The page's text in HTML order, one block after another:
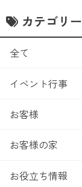
カテゴリー
全て
イベント行事
お客様
お客様の家
お役立ち情報